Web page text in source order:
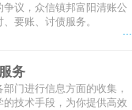
议，众信镇邦富阳清账公
要账、讨债服务。
务
门进行信息方面的收集，
技术手段，为你提供高效